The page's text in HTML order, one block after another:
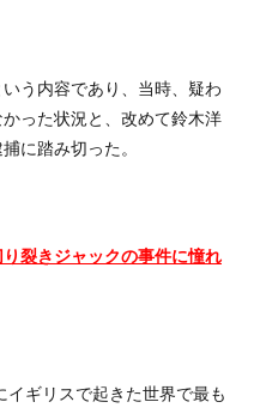
う内容であり、当時、疑わ
った状況と、改めて鈴木洋
に踏み切った。
り裂きジャックの事件に憧れ
ギリスで起きた世界で最も